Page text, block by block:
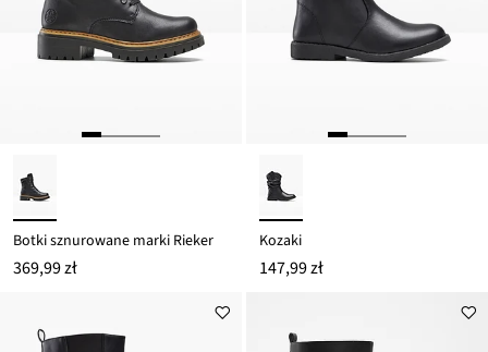
Botki sznurowane marki Rieker
369,99 zł
Kozaki
147,99 zł